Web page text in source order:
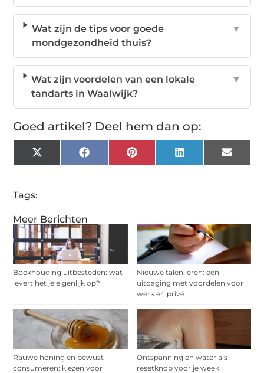
Meer Berichten
Boekhouding uitbesteden: wat
levert het je eigenlijk op?
Nieuwe talen leren: een
uitdaging met voordelen voor
werk en privé
Rauwe honing en bewust
consumeren: kiezen voor
Ontspanning en water als
resetknop voor je week
Wat zijn de tips voor goede
mondgezondheid thuis?
▼
Wat zijn voordelen van een lokale
tandarts in Waalwijk?
▼
Goed artikel? Deel hem dan op:
X
(Twitter)
FacebookPinterestLinkedIn Email
Tags: